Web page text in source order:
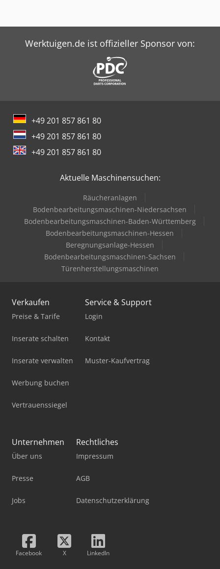
Werktuigen.de ist offizieller Sponsor von:
+49 201 857 861 80
+49 201 857 861 80
+49 201 857 861 80
Aktuelle Maschinensuchen:
Räucheranlagen
Bodenbearbeitungsmaschinen-Niedersachsen
Bodenbearbeitungsmaschinen-Baden-Württemberg
Bodenbearbeitungsmaschinen-Hessen
Beregnungsanlage-Hessen
Bodenbearbeitungsmaschinen-Sachsen
Türenherstellungsmaschinen
Verkaufen
Preise & Tarife
Inserate schalten
Inserate verwalten
Werbung buchen
Vertrauenssiegel
Service & Support
Login
Kontakt
Muster-Kaufvertrag
Unternehmen
Über uns
Presse
Jobs
Rechtliches
Impressum
AGB
Datenschutzerklärung
Facebook X LinkedIn